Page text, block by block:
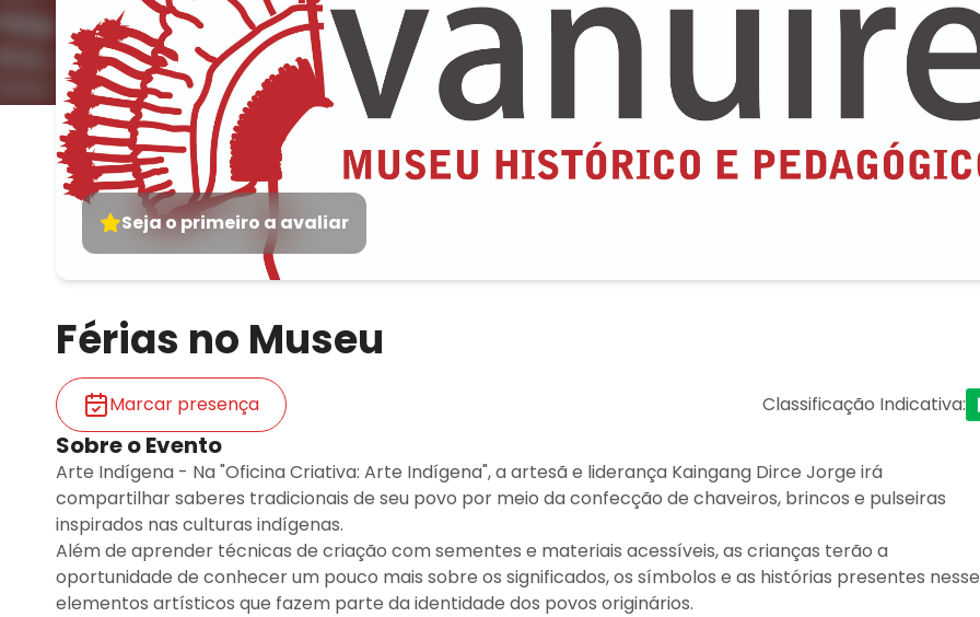
Seja o primeiro a avaliar
Férias no Museu
Marcar presença Classificação Indicativa:
Sobre o Evento
Arte Indígena - Na "Oficina Criativa: Arte Indígena", a artesã e liderança Kaingang Dirce Jorge irá
compartilhar saberes tradicionais de seu povo por meio da confecção de chaveiros, brincos e pulseiras
inspirados nas culturas indígenas.
Além de aprender técnicas de criação com sementes e materiais acessíveis, as crianças terão a
oportunidade de conhecer um pouco mais sobre os significados, os símbolos e as histórias presentes
elementos artísticos que fazem parte da identidade dos povos originários.